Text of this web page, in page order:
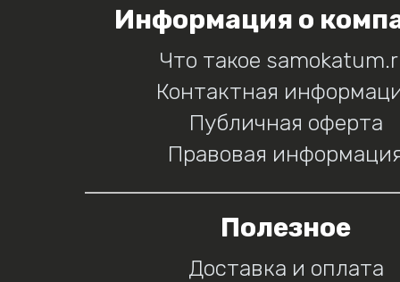
Информация о
Что такое
Контактная
Публичная оферта
Правовая
Полезное
Доставка и оплата